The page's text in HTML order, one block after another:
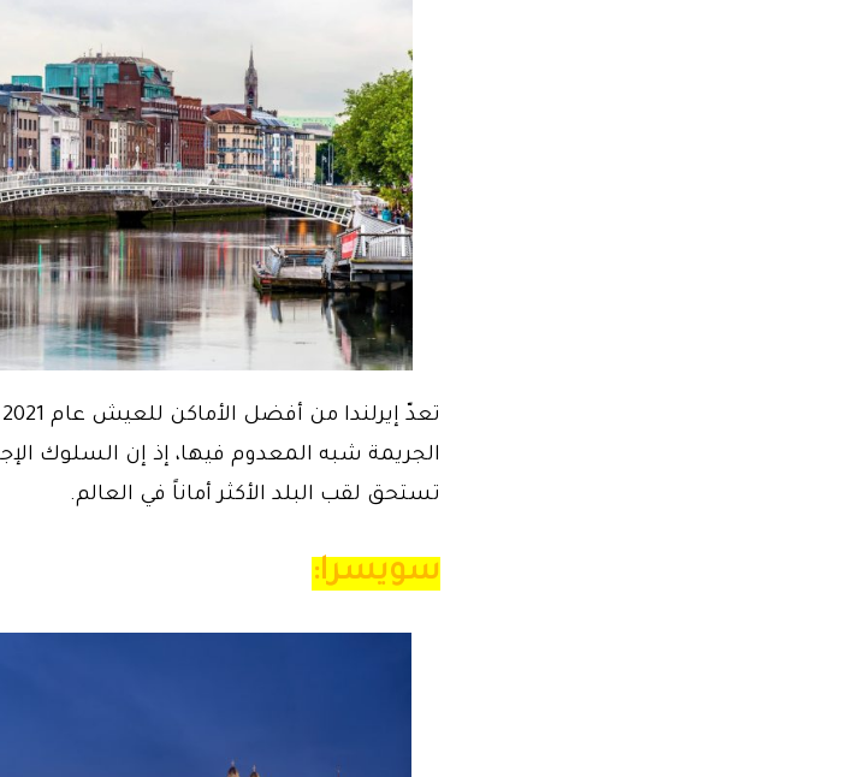
الجريمة شبه المعدوم فيها، إذ إن السلوك
تستحق لقب البلد الأكثر أماناً في العالم.
سويسرا: